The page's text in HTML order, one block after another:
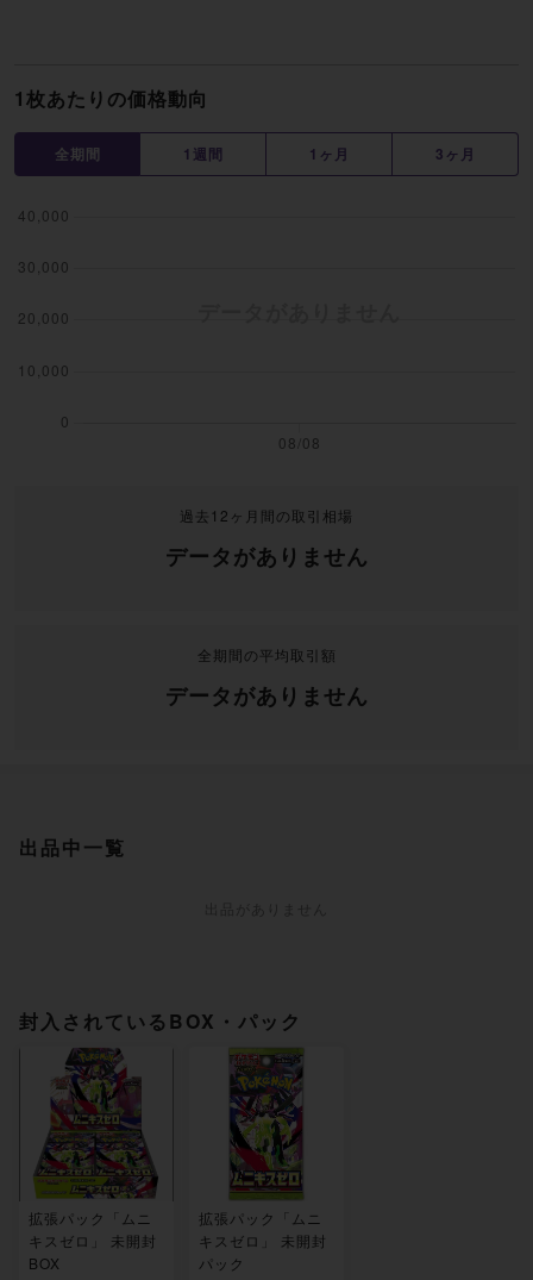
1枚あたりの価格動向
全期間 1週間 1ヶ月 3ヶ月
過去12ヶ月間の取引相場
データがありません
全期間の平均取引額
データがありません
出品中一覧
封入されているBOX・パック
拡張パック「ムニ
キスゼロ」 未開封
BOX
拡張パック「ムニ
キスゼロ」 未開封
パック